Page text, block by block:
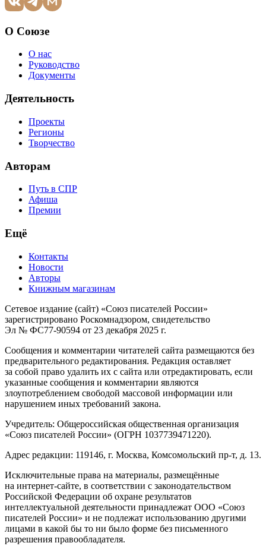
О Союзе
О нас
Руководство
Документы
Деятельность
Проекты
Регионы
Творчество
Авторам
Путь в СПР
Афиша
Премии
Ещё
Контакты
Новости
Авторы
Книжным магазинам
Сетевое издание (сайт) «Союз писателей России»
зарегистрировано Роскомнадзором, свидетельство
Эл № ФС77-90594 от 23 декабря 2025 г.
Сообщения и комментарии читателей сайта размещаются без
предварительного редактирования. Редакция оставляет
за собой право удалить их с сайта или отредактировать, если
указанные сообщения и комментарии являются
злоупотреблением свободой массовой информации или
нарушением иных требований закона.
Учредитель: Общероссийская общественная организация
«Союз писателей России» (ОГРН 1037739471220).
Адрес редакции: 119146, г. Москва, Комсомольский пр-т, д. 13.
Исключительные права на материалы, размещённые
на интернет-сайте, в соответствии с законодательством
Российской Федерации об охране результатов
интеллектуальной деятельности принадлежат ООО «Союз
писателей России» и не подлежат использованию другими
лицами в какой бы то ни было форме без письменного
разрешения правообладателя.